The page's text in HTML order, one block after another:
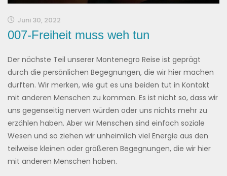
Juni 30, 2022
007-Freiheit muss weh tun
Der nächste Teil unserer Montenegro Reise ist geprägt
durch die persönlichen Begegnungen, die wir hier machen
durften. Wir merken, wie gut es uns beiden tut in Kontakt
mit anderen Menschen zu kommen. Es ist nicht so, dass wir
uns gegenseitig nerven würden oder uns nichts mehr zu
erzählen haben. Aber wir Menschen sind einfach soziale
Wesen und so ziehen wir unheimlich viel Energie aus den
teilweise kleinen oder größeren Begegnungen, die wir hier
mit anderen Menschen haben.